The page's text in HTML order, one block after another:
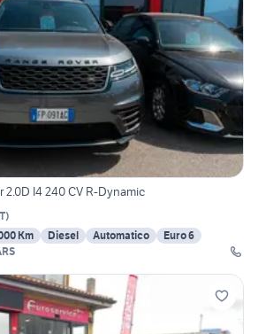
2.0D I4 240 CV R-Dynamic
)
Km Diesel Automatico
Euro 6